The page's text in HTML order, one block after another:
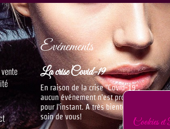
Cookies
Evénements
La crise Covid-19
En raison de la crise "Covid-19",
aucun événement n'est programmé
pour l'instant. A très bientôt, Prennez
soin de vous!